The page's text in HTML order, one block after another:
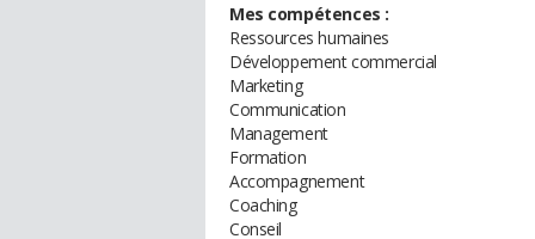
Mes compétences :
Ressources humaines
Développement commercial
Marketing
Communication
Management
Formation
Accompagnement
Coaching
Conseil